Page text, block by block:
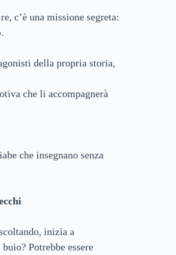
bambini
c’è una missione segreta:
della propria storia,
che li accompagnerà
che insegnano senza
inizia a
Potrebbe essere